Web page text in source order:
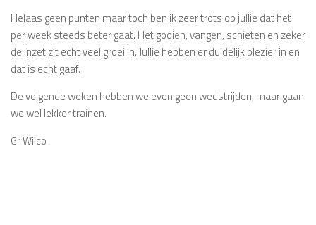
Helaas geen punten maar toch ben ik zeer trots op jullie dat het
per week steeds beter gaat. Het gooien, vangen, schieten en zeker
de inzet zit echt veel groei in. Jullie hebben er duidelijk plezier in en
dat is echt gaaf.
De volgende weken hebben we even geen wedstrijden, maar gaan
we wel lekker trainen.
Gr Wilco